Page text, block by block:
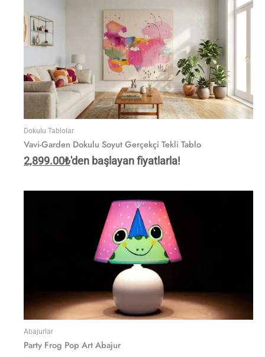
Dokulu Tablolar
Vavi-Garden Dokulu Soyut Gerçekçi Tekli Tablo
2,899.00₺'den başlayan fiyatlarla!
Abajurlar
Party Frog Pop Art Abajur